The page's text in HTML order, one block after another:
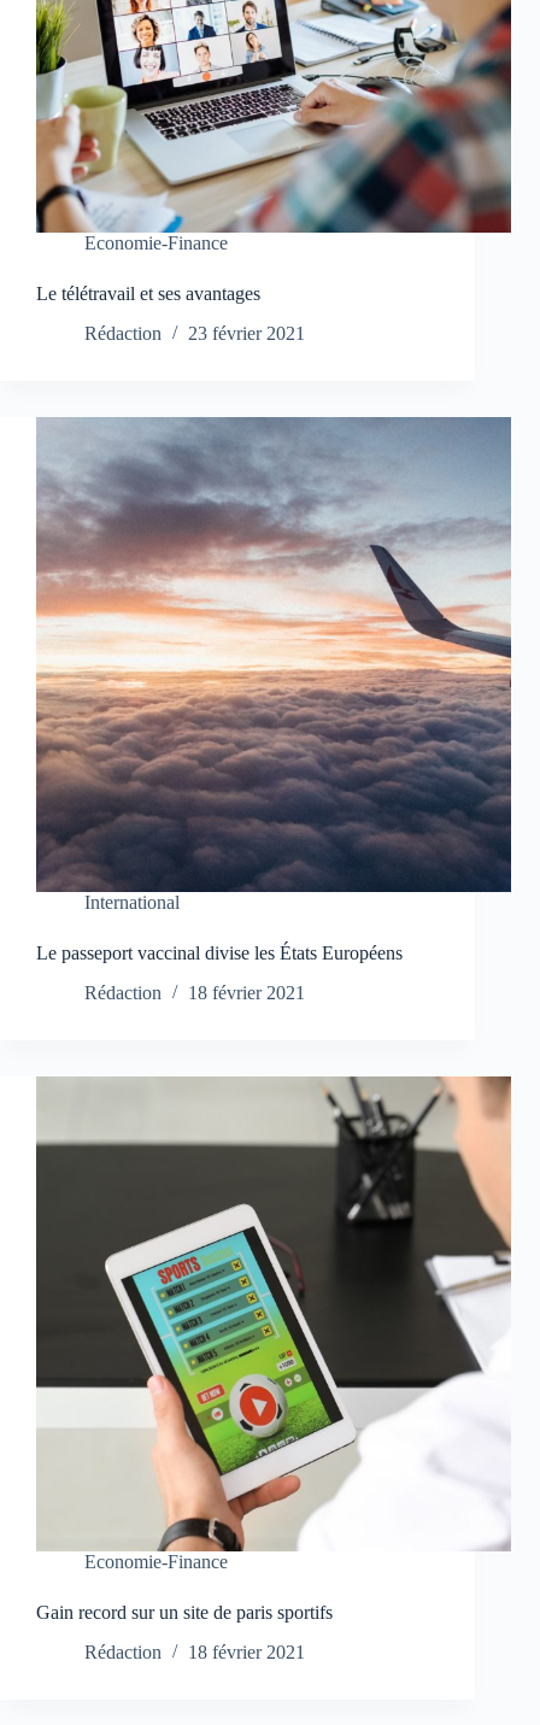
Economie-Finance
Le télétravail et ses avantages
Rédaction
23 février 2021
International
Le passeport vaccinal divise les États Européens
Rédaction
18 février 2021
Economie-Finance
Gain record sur un site de paris sportifs
Rédaction
18 février 2021